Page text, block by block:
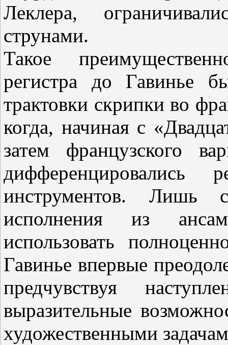
Леклера,
струнами.
Такое
регистра до Гавинье
трактовки скрипки во
когда, начиная с
затем французского
инструментов. Лишь
исполнения из
использовать
Гавинье впервые
предчувствуя
выразительные
художественными